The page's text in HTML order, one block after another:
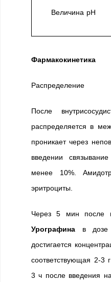
Величина рН
Фармакокинетика
Распределение
После
распределяется в
проникает через
введении
менее 10%.
эритроциты.
Через 5 мин после
Урографина в
достигается
соответствующая 2-
3 ч после введения